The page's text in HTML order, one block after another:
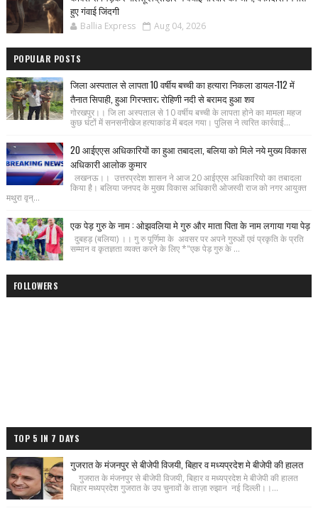
हुए गंवाई जिंदगी
Ballia Express Aug 04, 2026
POPULAR POSTS
जिला अस्पताल से लापता 10 वर्षीय बच्ची का हत्यारा निकला डायल-112 में
तैनात सिपाही, हुआ गिरफ्तार; रोहिणी नदी से बरामद हुआ शव
गोरखपुर।। जि ला अस्पताल से 10 वर्षीय बच्ची के लापता होने का मामला महज
कुछ घंटों में सनसनीखेज हत्याकांड में बदल गया। पुलिस ने त्वरित कार्रवाई...
20 आईएएस अधिकारियों का हुआ तबादला, बलिया को मिले नये मुख्य विकास
अधिकारी आलोक कुमार
लखनऊ।। उत्तरप्रदेश शासन ने आज 20 आईएएस अधिकारियो का तबादला
किया है। बलिया जनपद के मुख्य विकास अधिकारी ओजस्वी राज को नगर आयुक्त
मथुरा वृन्...
एक पेड़ गुरु के नाम : ओझवलिया मे गुरु और माता पिता के नाम लगाया गया पेड़
दुबहड़ (बलिया) ।। गु रु पूर्णिमा के अवसर पर अपने गुरुओं एवं प्रकृति के प्रति
सम्मान व कृतज्ञता व्यक्त करने के लिए *"एक पेड़ गुरु के ...
FOLLOWERS
TOP 5 IN 7 DAYS
गुजरात के मंजनपुर से बीजेपी विजयी, बिहार व मध्यप्रदेश मे बीजेपी की हालत
गुजरात के मंजनपुर से बीजेपी विजयी, बिहार व मध्यप्रदेश मे बीजेपी की हालत
बिहार मध्यप्रदेश गुजरात के उप चुनावों के ताज़ा रुझान नई दिल्ली।।...